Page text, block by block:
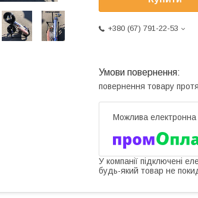
+380 (67) 791-22-53
повернення товару
У компанії підключені
будь-який товар не